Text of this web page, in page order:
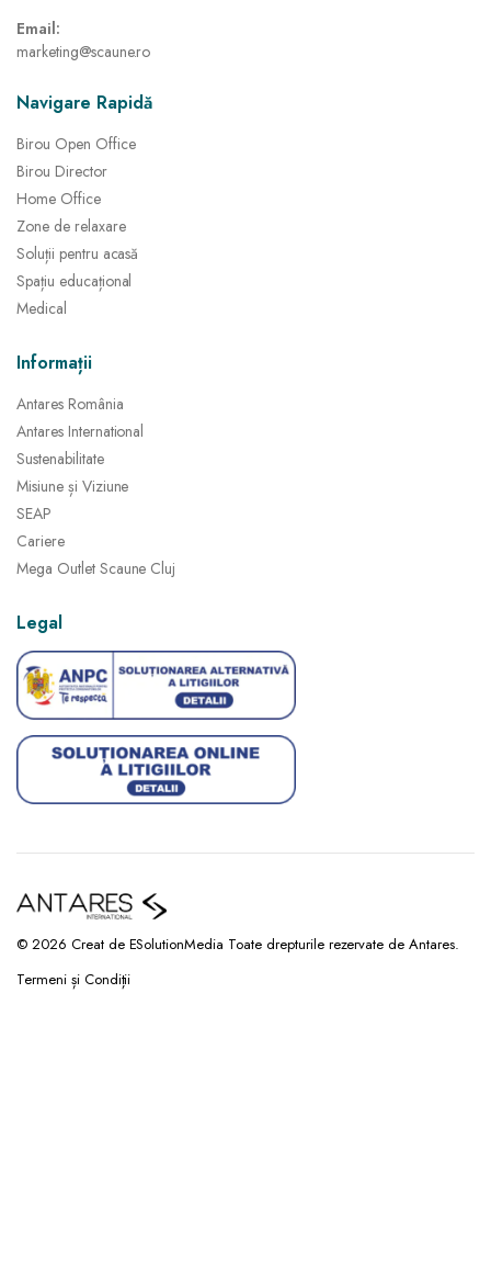
Email:
marketing@scaune.ro
Navigare Rapidă
Birou Open Office
Birou Director
Home Office
Zone de relaxare
Soluții pentru acasă
Spațiu educațional
Medical
Informații
Antares România
Antares International
Sustenabilitate
Misiune și Viziune
SEAP
Cariere
Mega Outlet Scaune Cluj
Legal
© 2026 Creat de ESolutionMedia Toate drepturile rezervate de Antares.
Termeni și Condiții